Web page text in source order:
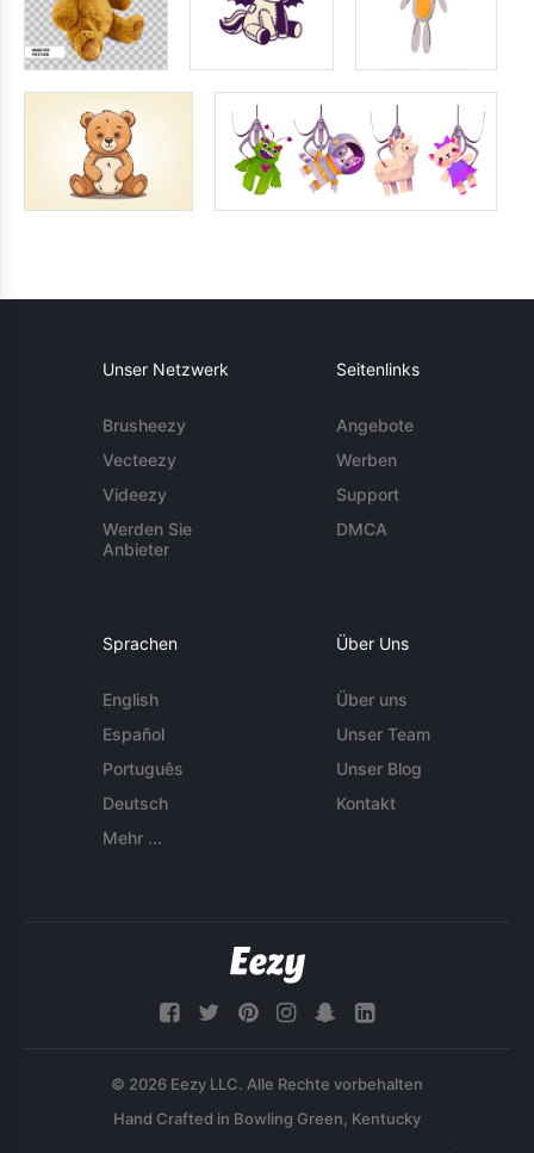
Unser Netzwerk
Brusheezy
Vecteezy
Videezy
Werden Sie
Anbieter
Seitenlinks
Angebote
Werben
Support
DMCA
Sprachen
English
Español
Português
Deutsch
Mehr ...
Über Uns
Über uns
Unser Team
Unser Blog
Kontakt
© 2026 Eezy LLC. Alle Rechte vorbehalten